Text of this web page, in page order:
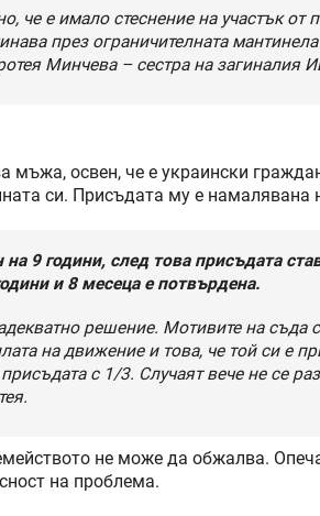
че е имало стеснение на участък от
през ограничителната
Минчева – сестра на загиналия
мъжа, освен, че е украински
си. Присъдата му е намалявана
9 години, след това присъдата
и 8 месеца е потвърдена.
решение. Мотивите на съда
на движение и това, че той си е
с 1/3. Случаят вече не се
не може да обжалва.
на проблема.